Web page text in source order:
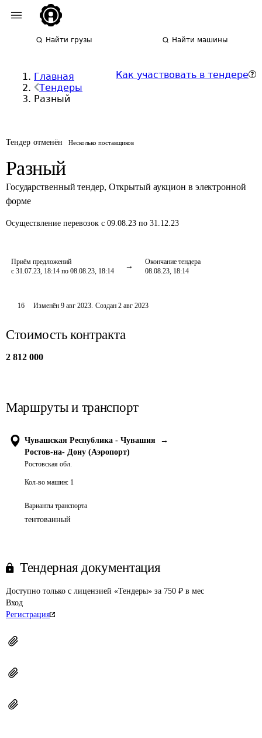
Найти грузы Найти машины
Главная
Тендеры
Разный
Как участвовать в тендере
Тендер отменён Несколько поставщиков
Разный
Государственный тендер, Открытый аукцион в электронной
форме
Осуществление перевозок с 09.08.23 по 31.12.23
Приём предложений
с 31.07.23, 18:14 по 08.08.23, 18:14
Окончание тендера
08.08.23, 18:14
16 Изменён9 авг 2023. Создан 2 авг 2023
Стоимость контракта
2 812 000
Маршруты и транспорт
Чувашская Республика - Чувашия
→
Ростов-на- Дону (Аэропорт)
Ростовская обл.
Кол-во машин: 1
Варианты транспорта
тентованный
Тендерная документация
Доступно только с лицензией «Тендеры» за 750 ₽ в мес
Вход
Регистрация